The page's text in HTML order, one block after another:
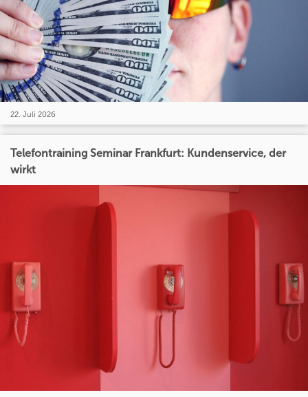
22. Juli 2026
Telefontraining Seminar Frankfurt: Kundenservice, der
wirkt